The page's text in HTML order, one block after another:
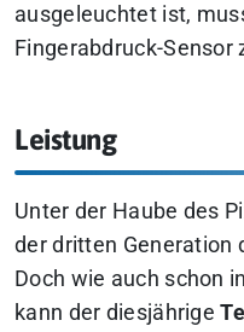
ausgeleuchtet ist,
Fingerabdruck-Sensor
Leistung
Unter der Haube des
der dritten Generation
Doch wie auch schon
kann der diesjährige